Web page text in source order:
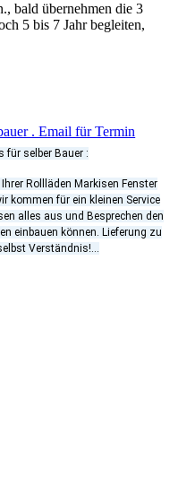
bald übernehmen die 3
5 bis 7 Jahr begleiten,
. Email für Termin
für selber Bauer :
Rollläden Markisen Fenster
kommen für ein kleinen Service
alles aus und Besprechen den
einbauen können. Lieferung zu
Verständnis!...